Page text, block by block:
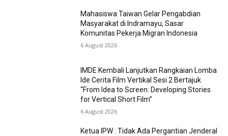
Mahasiswa Taiwan Gelar Pengabdian
Masyarakat di Indramayu, Sasar
Komunitas Pekerja Migran Indonesia
6 August 2026
IMDE Kembali Lanjutkan Rangkaian Lomba
Ide Cerita Film Vertikal Sesi 2 Bertajuk
“From Idea to Screen: Developing Stories
for Vertical Short Film”
6 August 2026
Ketua IPW : Tidak Ada Pergantian Jenderal